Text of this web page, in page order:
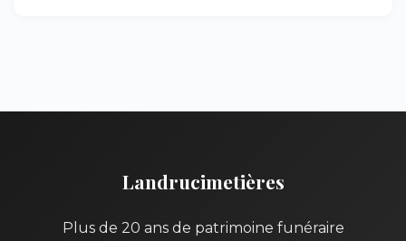
Landrucimetières
Plus de 20 ans de patrimoine funéraire